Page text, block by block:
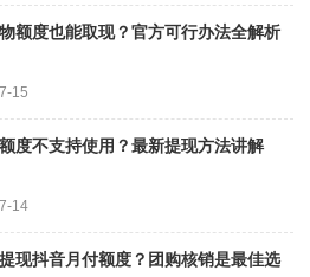
额度也能取现？官方可行办法全解析
15
度不支持使用？最新提现方法讲解
14
现抖音月付额度？团购核销是最佳选